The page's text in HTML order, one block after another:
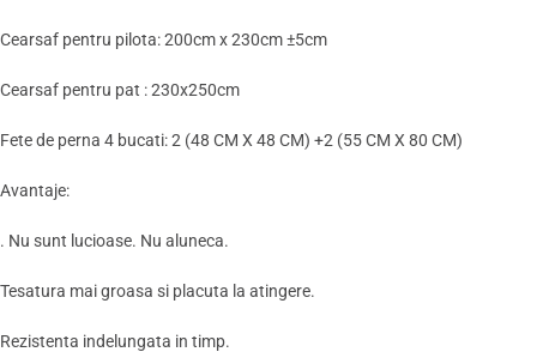
Cearsaf pentru pilota: 200cm x 230cm ±5cm
Cearsaf pentru pat : 230x250cm
Fete de perna 4 bucati: 2 (48 CM X 48 CM) +2 (55 CM X 80 CM)
Avantaje:
. Nu sunt lucioase. Nu aluneca.
Tesatura mai groasa si placuta la atingere.
Rezistenta indelungata in timp.